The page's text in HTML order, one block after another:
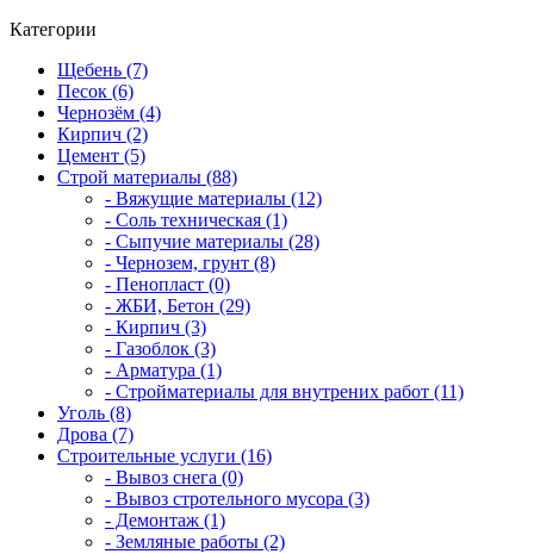
Категории
Щебень (7)
Песок (6)
Чернозём (4)
Кирпич (2)
Цемент (5)
Строй материалы (88)
- Вяжущие материалы (12)
- Соль техническая (1)
- Сыпучие материалы (28)
- Чернозем, грунт (8)
- Пенопласт (0)
- ЖБИ, Бетон (29)
- Кирпич (3)
- Газоблок (3)
- Арматура (1)
- Стройматериалы для внутрених работ (11)
Уголь (8)
Дрова (7)
Строительные услуги (16)
- Вывоз снега (0)
- Вывоз стротельного мусора (3)
- Демонтаж (1)
- Земляные работы (2)